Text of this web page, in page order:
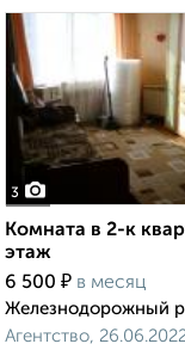
3
Комната в 2-к
этаж
6 500 ₽ в месяц
Железнодорожный
Агентство,